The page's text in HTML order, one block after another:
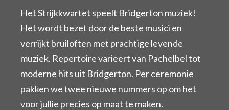
Het Strijkkwartet speelt Bridgerton muziek!
Het wordt bezet door de beste musici en
verrijkt bruiloften met prachtige levende
muziek. Repertoire varieert van Pachelbel tot
moderne hits uit Bridgerton. Per ceremonie
pakken we twee nieuwe nummers op om het
voor jullie precies op maat te maken.